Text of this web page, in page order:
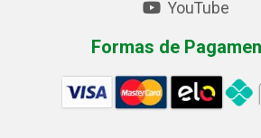
YouTube
Formas de